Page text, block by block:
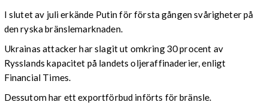
I slutet av juli erkände Putin för första gången svårigheter på
den ryska bränslemarknaden.
Ukrainas attacker har slagit ut omkring 30 procent av
Rysslands kapacitet på landets oljeraffinaderier, enligt
Financial Times.
Dessutom har ett exportförbud införts för bränsle.